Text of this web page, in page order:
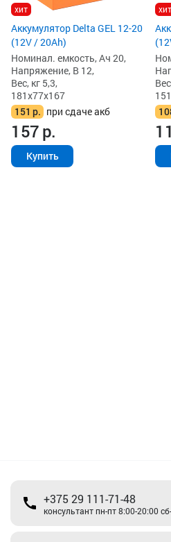
хит
Аккумулятор Delta GEL 12-20
(12V / 20Ah)
Номинал. емкость, Ач 20,
Напряжение, В 12,
Вес, кг 5,3,
181x77x167
151 р. при сдаче акб
157р.
Купить
хит
+375 29 111-71-48
консультант пн-пт 8:00-20:00